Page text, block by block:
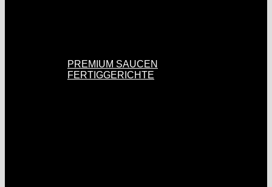
PREMIUM SAUCEN
FERTIGGERICHTE